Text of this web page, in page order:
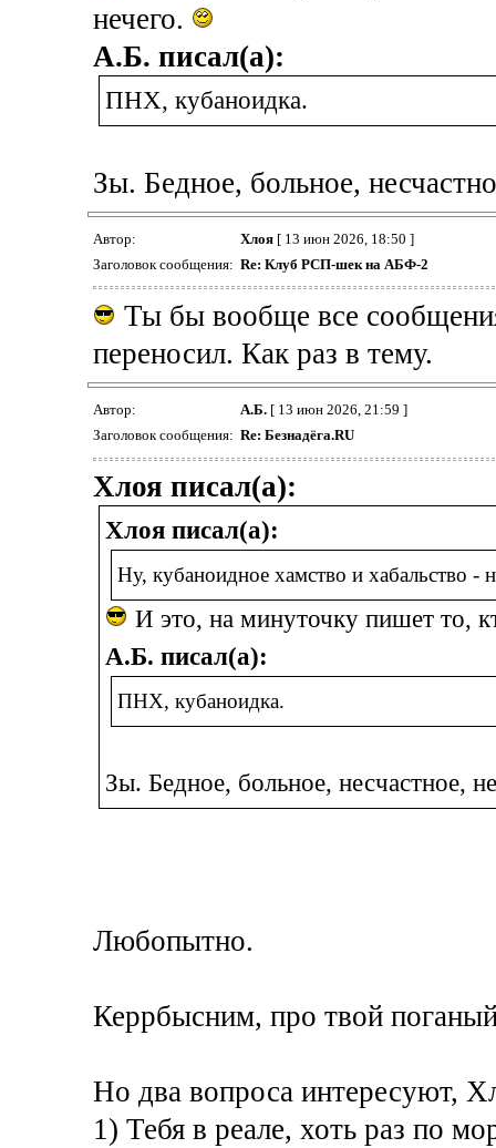
нечего.
А.Б. писал(а):
ПНХ, кубаноидка.
Зы. Бедное, больное,
Автор: Хлоя[ 13 июн 2026, 18:50 ]
Заголовок сообщения: Re: Клуб РСП-шек на АБФ-2
Ты бы вообще все
переносил. Как раз в тему.
Автор: А.Б.[ 13 июн 2026, 21:59 ]
Заголовок сообщения: Re: Безнадёга.RU
Хлоя писал(а):
Хлоя писал(а):
Ну, кубаноидное хамство и хабальство -
И это, на минуточку пишет то,
А.Б. писал(а):
ПНХ, кубаноидка.
Зы. Бедное, больное, несчастное,
Любопытно.
Керрбысним, про твой
Но два вопроса интересуют,
1) Тебя в реале, хоть раз по